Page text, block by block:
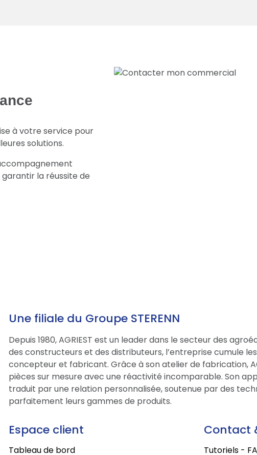
à votre service pour
solutions.
la réussite de
Une filiale du Groupe STERENN
Depuis 1980, AGRIEST est un leader dans le secteur des
des constructeurs et des distributeurs, l’entreprise cumule
concepteur et fabricant. Grâce à son atelier de fabrication,
pièces sur mesure avec une réactivité incomparable. Son
traduit par une relation personnalisée, soutenue par des
parfaitement leurs gammes de produits.
Espace client
Tableau de bord
Contact
Tutoriels -